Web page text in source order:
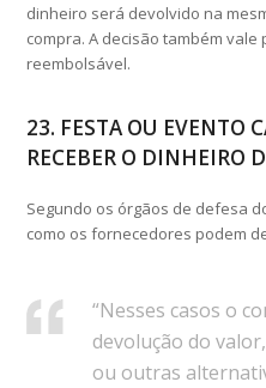
dinheiro será devolvido na
compra. A decisão também
reembolsável.
23. FESTA OU EVENTO
RECEBER O DINHEIRO
Segundo os órgãos de defesa
como os fornecedores podem
“Nesses casos o
devolução do
ou outras